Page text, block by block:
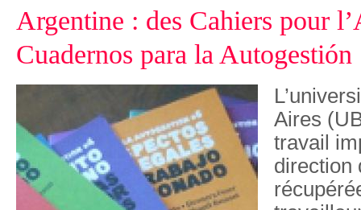
Argentine : des Cahiers pour
Cuadernos para la Autogestión
Aires
travail
direction